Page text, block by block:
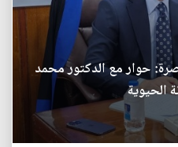
حوار مع الدكتور محمد
الحيوية